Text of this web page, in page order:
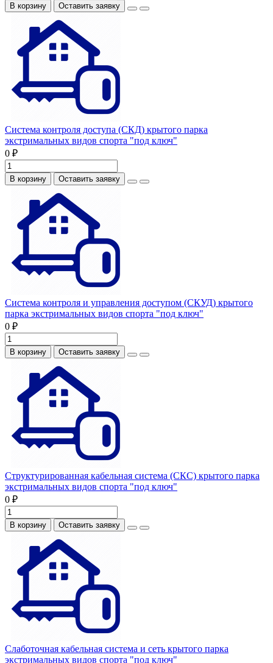
В корзину Оставить заявку
Система контроля доступа (СКД) крытого парка
экстримальных видов спорта "под ключ"
0 ₽
В корзину Оставить заявку
Система контроля и управления доступом (СКУД) крытого
парка экстримальных видов спорта "под ключ"
0 ₽
В корзину Оставить заявку
Структурированная кабельная система (СКС) крытого парка
экстримальных видов спорта "под ключ"
0 ₽
В корзину Оставить заявку
Слаботочная кабельная система и сеть крытого парка
экстримальных видов спорта "под ключ"